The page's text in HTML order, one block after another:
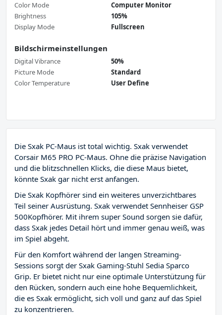
Color Mode
Computer Monitor
Brightness
105%
Display Mode
Fullscreen
Bildschirmeinstellungen
Digital Vibrance
50%
Picture Mode
Standard
Color Temperature
User Define
Die Sxak PC-Maus ist total wichtig. Sxak verwendet
Corsair M65 PRO PC-Maus. Ohne die präzise Navigation
und die blitzschnellen Klicks, die diese Maus bietet,
könnte Sxak gar nicht erst anfangen.
Die Sxak Kopfhörer sind ein weiteres unverzichtbares
Teil seiner Ausrüstung. Sxak verwendet Sennheiser GSP
500Kopfhörer. Mit ihrem super Sound sorgen sie dafür,
dass Sxak jedes Detail hört und immer genau weiß, was
im Spiel abgeht.
Für den Komfort während der langen Streaming-
Sessions sorgt der Sxak Gaming-Stuhl Sedia Sparco
Grip. Er bietet nicht nur eine optimale Unterstützung für
den Rücken, sondern auch eine hohe Bequemlichkeit,
die es Sxak ermöglicht, sich voll und ganz auf das Spiel
zu konzentrieren.